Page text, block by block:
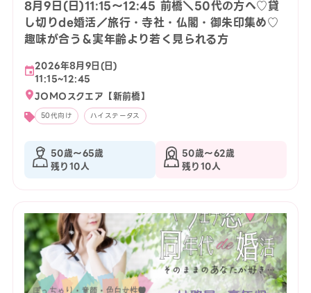
8月9日(日)11:15〜12:45 前橋＼50代の方へ♡貸
し切りde婚活／旅行・寺社・仏閣・御朱印集め♡
趣味が合う＆実年齢より若く見られる方
2026年8月9日(日)
11:15~12:45
JOMOスクエア【新前橋】
50代向け ハイステータス
50歳〜65歳
残り10人
50歳〜62歳
残り10人